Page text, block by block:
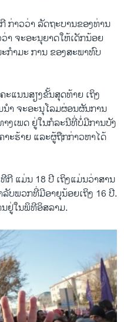
ກ່າວ​ວ່າ ລັດຖະບານ​ຂອງ​ທ່ານ​
ຈະ​ອະນຸຍາດ​ໃຫ້​ເດັກນ້ອຍ​
ກຳມະ ການ ຂອງ​ສະພາທົບ​
ແນນ​ສຽງ​ຂັ້ນ​ສຸດ​ທ້າຍ ​ເຖິງ​
ຳ ຈະ​ອະນຸ​ໂລມ​ຜ່ອນຜັນ​ການ​
ງ​ເພດ ຢູ່​ໃນກໍລະ​ນີທີ່​ບໍ່​ມີ​ການ​ບັງ​
ະ​ຮ້າຍ ​ແລະ​ຜູ້​ຖືກ​ກ່າວ​ຫາ​ໄດ້​
ແມ່ນ 18 ປີ ​ເຖິງ​ແມ່ນ​ວ່າ​ສານ​
ບ​ພວກ​ທີ່​ມີ​ອາຍຸນ້ອຍ​ເຖິງ 16 ປີ​.
ຢູ່​ໃນ​ພິທີ​ອິສລາມ.